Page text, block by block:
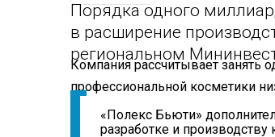
Порядка одного
в расширение
региональном
Компания рассчитывает занять
профессиональной косметики
«Полекс Бьюти»
разработке и